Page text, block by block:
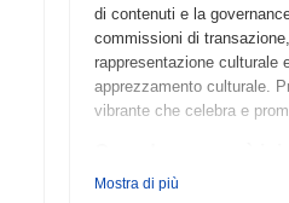
di contenuti e la
commissioni di
rappresentazione culturale
apprezzamento culturale.
vibrante che celebra e
Miss China è originato a
Mostra di più